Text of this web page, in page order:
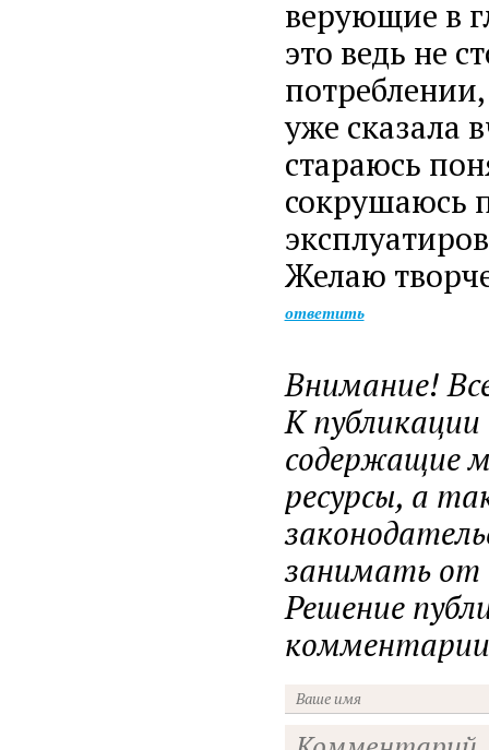
верующие в
это ведь не
уже сказала
стараюсь
сокрушаюсь
Желаю
ответить
Внимание!
К
содержащие
ресурсы, а
занимать от
Решение